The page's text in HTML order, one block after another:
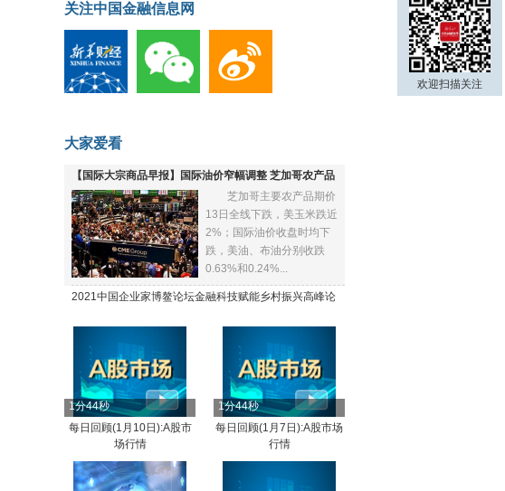
关注中国金融信息网
大家爱看
【国际大宗商品早报】国际油价窄幅调整 芝加哥农产品
全线下跌
芝加哥主要农产品期价
13日全线下跌，美玉米跌近
2%；国际油价收盘时均下
跌，美油、布油分别收跌
0.63%和0.24%...
2021中国企业家博鳌论坛金融科技赋能乡村振兴高峰论
1分44秒
每日回顾(1月10日):A股市
场行情
1分44秒
每日回顾(1月7日):A股市场
行情
欢迎扫描关注